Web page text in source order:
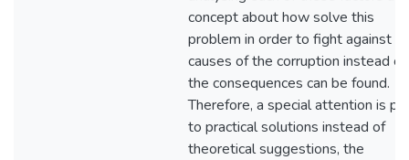
concept about how solve this
problem in order to fight against
causes of the corruption instead of
the consequences can be found.
Therefore, a special attention is
to practical solutions instead of
theoretical suggestions, the